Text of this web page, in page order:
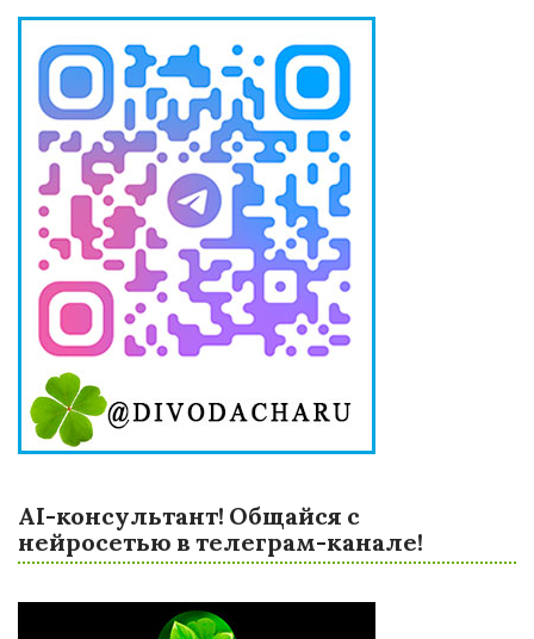
AI-консультант! Общайся с
нейросетью в телеграм-канале!